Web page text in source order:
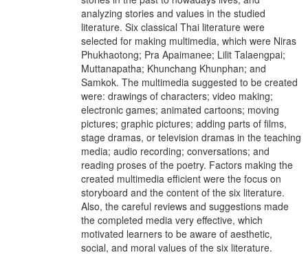
analyzing stories and values in the studied
literature. Six classical Thai literature were
selected for making multimedia, which were Niras
Phukhaotong; Pra Apaimanee; Lilit Talaengpai;
Muttanapatha; Khunchang Khunphan; and
Samkok. The multimedia suggested to be created
were: drawings of characters; video making;
electronic games; animated cartoons; moving
pictures; graphic pictures; adding parts of films,
stage dramas, or television dramas in the teaching
media; audio recording; conversations; and
reading proses of the poetry. Factors making the
created multimedia efficient were the focus on
storyboard and the content of the six literature.
Also, the careful reviews and suggestions made
the completed media very effective, which
motivated learners to be aware of aesthetic,
social, and moral values of the six literature.